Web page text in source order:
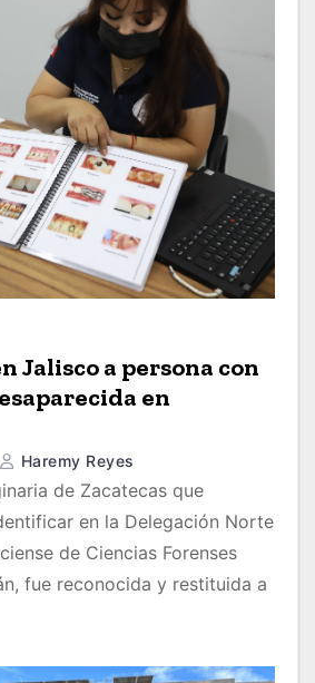
Jalisco a persona con
en
Haremy Reyes
de Zacatecas que
en la Delegación Norte
de Ciencias Forenses
fue reconocida y restituida a